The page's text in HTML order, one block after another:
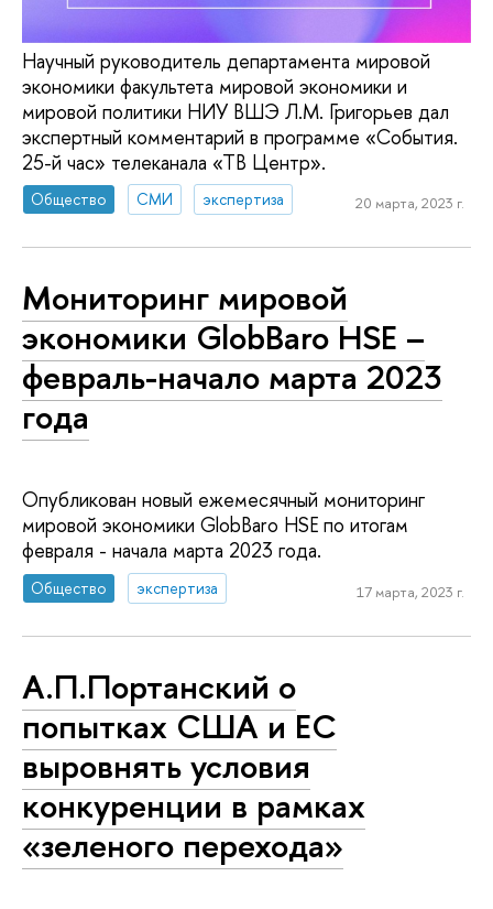
Научный руководитель департамента мировой
экономики факультета мировой экономики и
мировой политики НИУ ВШЭ Л.М. Григорьев дал
экспертный комментарий в программе «События.
25-й час» телеканала «ТВ Центр».
Общество СМИ экспертиза 20 марта, 2023 г.
Мониторинг мировой
экономики GlobBaro HSE –
февраль-начало марта 2023
года
Опубликован новый ежемесячный мониторинг
мировой экономики GlobBaro HSE по итогам
февраля - начала марта 2023 года.
Общество экспертиза 17 марта, 2023 г.
А.П.Портанский о
попытках США и ЕС
выровнять условия
конкуренции в рамках
«зеленого перехода»